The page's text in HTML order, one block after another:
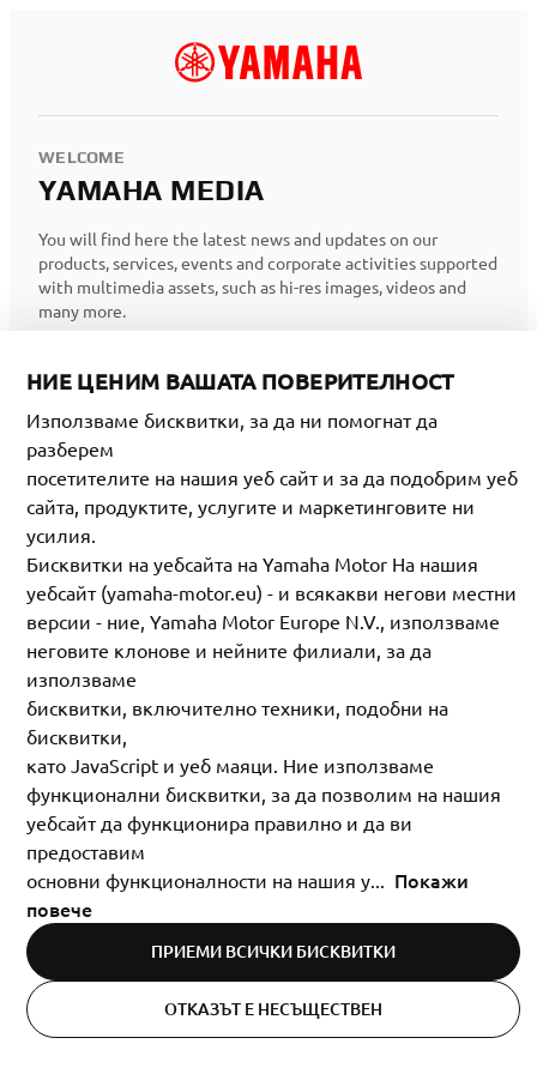
WELCOME
YAMAHA MEDIA
You will find here the latest news and updates on our
products, services, events and corporate activities supported
with multimedia assets, such as hi-res images, videos and
many more.
ВХОД
РЕГИСТРИРАЙ
НИЕ ЦЕНИМ ВАШАТА ПОВЕРИТЕЛНОСТ
Използваме бисквитки, за да ни помогнат да
разберем
посетителите на нашия уеб сайт и за да подобрим уеб
сайта, продуктите, услугите и маркетинговите ни
усилия.
Бисквитки на уебсайта на Yamaha Motor На нашия
уебсайт (yamaha-motor.eu) - и всякакви негови местни
версии - ние, Yamaha Motor Europe N.V., използваме
неговите клонове и нейните филиали, за да
използваме
бисквитки, включително техники, подобни на
бисквитки,
като JavaScript и уеб маяци. Ние използваме
функционални бисквитки, за да позволим на нашия
уебсайт да функционира правилно и да ви
предоставим
основни функционалности на нашия у... Покажи
повече
ПРИЕМИ ВСИЧКИ БИСКВИТКИ
ОТКАЗЪТ Е НЕСЪЩЕСТВЕН
Bulgaria (Bulgarian)
Cookie Settings